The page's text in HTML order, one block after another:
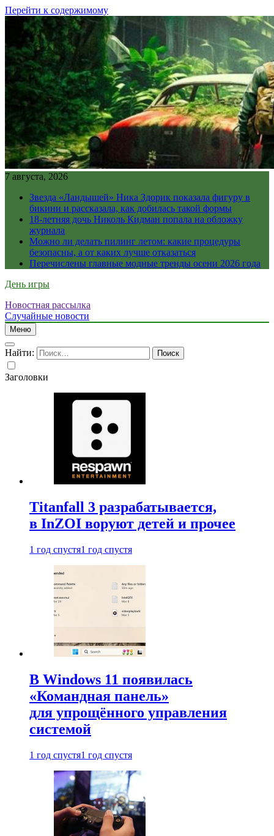
Перейти к содержимому
7 августа, 2026
Звезда «Ландышей» Ника Здорик показала фигуру в
бикини и рассказала, как добилась такой формы
18-летняя дочь Николь Кидман попала на обложку
журнала
Можно ли делать пилинг летом: какие процедуры
безопасны, а от каких лучше отказаться
Перечислены главные модные тренды осени 2026 года
День игры
Новостная рассылка
Случайные новости
Меню
Найти:
Заголовки
Titanfall 3 разрабатывается,
в InZOI воруют детей и прочее
1 год спустя1 год спустя
В Windows 11 появилась
«Командная панель»
для упрощённого управления
системой
1 год спустя1 год спустя